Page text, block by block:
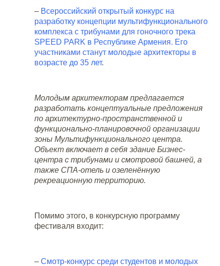
– Всероссийский открытый конкурс на
разработку концепции мультифункционального
комплекса с трибунами для гоночного трека
SPEED PARK в Республике Армения. Его
участниками станут молодые архитекторы в
возрасте до 35 лет.
Молодым архитекторам предлагается
разработать концептуальные предложения
по архитектурно-пространственной и
функционально-планировочной организации
зоны Мультифункционального центра.
Объект включает в себя здание Бизнес-
центра с трибунами и смотровой башней, а
также СПА-отель и озеленëнную
рекреационную территорию.
Помимо этого, в конкурсную программу
фестиваля входит:
– Смотр-конкурс среди студентов и молодых